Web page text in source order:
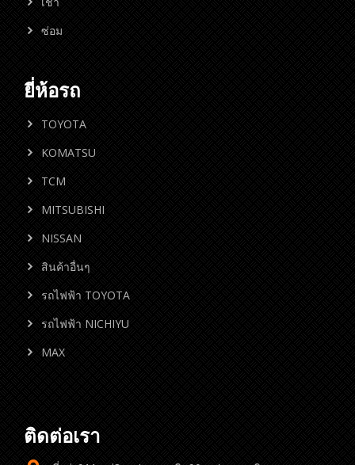
ซ่อม
ยี่ห้อรถ
TOYOTA
KOMATSU
TCM
MITSUBISHI
NISSAN
สินค้าอื่นๆ
รถไฟฟ้า TOYOTA
รถไฟฟ้า NICHIYU
MAX
ติดต่อเรา